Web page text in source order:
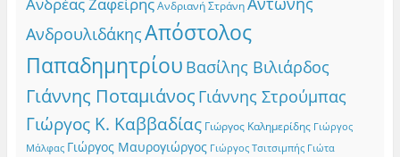
Ανδριανή Στράνη
ΑνδρουλιδάκηςΑπόστολος
Παπαδημητρίου Βασίλης Βιλιάρδος
Γιάννης Ποταμιάνος Γιάννης Στρούμπας
Γιώργος Κ. Καββαδίας Γιώργος Καλημερίδης Γιώργος
Μάλφας Γιώργος Μαυρογιώργος Γιώργος Τσιτσιμπής Γιώτα